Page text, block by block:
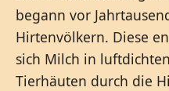
begann vor
Hirtenvölkern. Diese
sich Milch in
Tierhäuten durch die